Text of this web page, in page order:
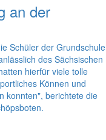
an der
Schüler der Grundschule
des Sächsischen
hierfür viele tolle
Können und
konnten", berichtete die